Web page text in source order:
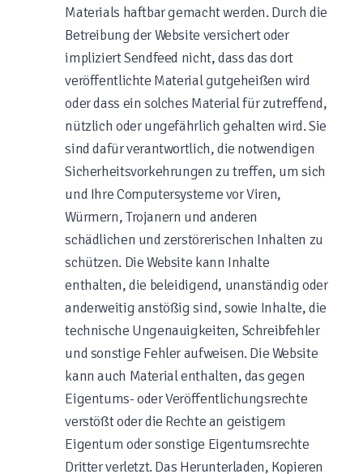
Materials haftbar gemacht werden. Durch die
Betreibung der Website versichert oder
impliziert Sendfeed nicht, dass das dort
veröffentlichte Material gutgeheißen wird
oder dass ein solches Material für zutreffend,
nützlich oder ungefährlich gehalten wird. Sie
sind dafür verantwortlich, die notwendigen
Sicherheitsvorkehrungen zu treffen, um sich
und Ihre Computersysteme vor Viren,
Würmern, Trojanern und anderen
schädlichen und zerstörerischen Inhalten zu
schützen. Die Website kann Inhalte
enthalten, die beleidigend, unanständig oder
anderweitig anstößig sind, sowie Inhalte, die
technische Ungenauigkeiten, Schreibfehler
und sonstige Fehler aufweisen. Die Website
kann auch Material enthalten, das gegen
Eigentums- oder Veröffentlichungsrechte
verstößt oder die Rechte an geistigem
Eigentum oder sonstige Eigentumsrechte
Dritter verletzt. Das Herunterladen, Kopieren